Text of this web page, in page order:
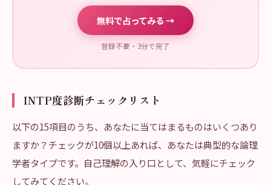
無料で占ってみる →
登録不要・3分で完了
INTP度診断チェックリスト
以下の15項目のうち、あなたに当てはまるものはいくつあり
ますか？チェックが10個以上あれば、あなたは典型的な論理
学者タイプです。自己理解の入り口として、気軽にチェック
してみてください。